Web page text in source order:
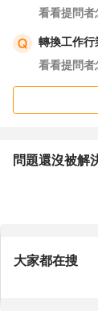
看看提問者
轉換工作行
看看提問者
問題還沒被解
大家都在搜